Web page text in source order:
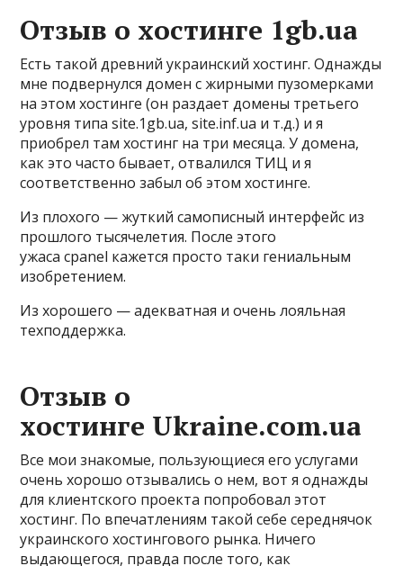
Отзыв о хостинге 1gb.ua
Есть такой древний украинский хостинг. Однажды
мне подвернулся домен с жирными пузомерками
на этом хостинге (он раздает домены третьего
уровня типа site.1gb.ua, site.inf.ua и т.д.) и я
приобрел там хостинг на три месяца. У домена,
как это часто бывает, отвалился ТИЦ и я
соответственно забыл об этом хостинге.
Из плохого — жуткий самописный интерфейс из
прошлого тысячелетия. После этого
ужаса cpanel кажется просто таки гениальным
изобретением.
Из хорошего — адекватная и очень лояльная
техподдержка.
Отзыв о
хостинге Ukraine.com.ua
Все мои знакомые, пользующиеся его услугами
очень хорошо отзывались о нем, вот я однажды
для клиентского проекта попробовал этот
хостинг. По впечатлениям такой себе середнячок
украинского хостингового рынка. Ничего
выдающегося, правда после того, как